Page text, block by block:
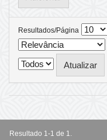
Resultados/Página
Resultado 1-1 de 1.